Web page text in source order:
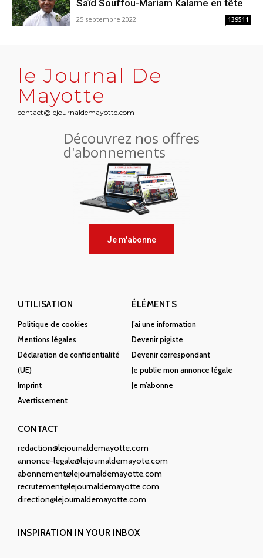
Saïd Souffou-Mariam Kalame en tête
25 septembre 2022 139511
le Journal De
Mayotte
contact@lejournaldemayotte.com
Découvrez nos offres
d'abonnements
Je m'abonne
UTILISATION
Politique de cookies
Mentions légales
Déclaration de confidentialité
(UE)
Imprint
Avertissement
ÉLÉMENTS
J’ai une information
Devenir pigiste
Devenir correspondant
Je publie mon annonce légale
Je m’abonne
CONTACT
redaction@lejournaldemayotte.com
annonce-legale@lejournaldemayote.com
abonnement@lejournaldemayotte.com
recrutement@lejournaldemayotte.com
direction@lejournaldemayotte.com
INSPIRATION IN YOUR INBOX